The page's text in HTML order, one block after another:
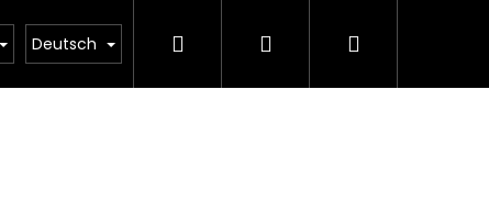
Beleuchtungsrechner
Deutsch SuchenLogin Warenkorb